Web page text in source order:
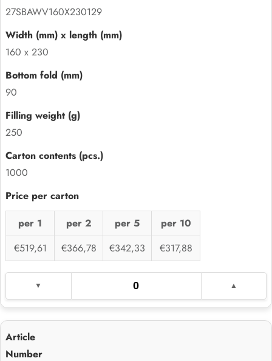
27SBAWV160X230129
160 x 230
90
250
1000
per 1 per 2 per 5
per 10
€519,61
€366,78 €342,33 €317,88